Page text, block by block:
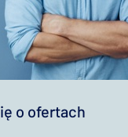
o ofertach